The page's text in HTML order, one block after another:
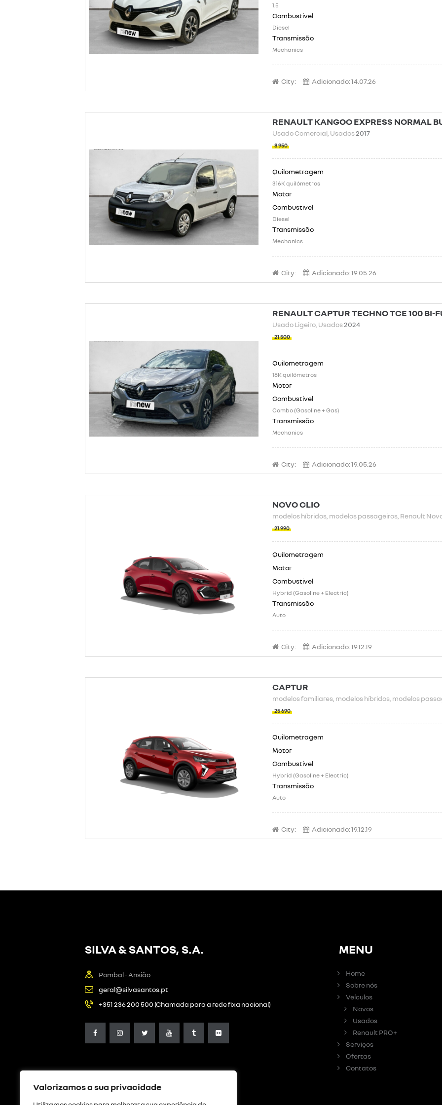
Valorizamos a sua privacidade
1.5
Diesel
Mechanics
City: Adicionado:14.07.26
RENAULT KANGOO EXPRESS NORMAL
Usado Comercial , Usados2017
8 950
316K quilómetros
Diesel
Mechanics
City: Adicionado:19.05.26
RENAULT CAPTUR TECHNO TCE 100 BI-
Usado Ligeiro , Usados2024
21 500
18K quilómetros
Combo (Gasoline + Gas)
Mechanics
City: Adicionado:19.05.26
NOVO CLIO
modelos híbridos , modelos passageiros , Renault
21 990
Hybrid (Gasoline + Electric)
Auto
City: Adicionado:19.12.19
CAPTUR
modelos familiares , modelos híbridos , modelos
25 690
Hybrid (Gasoline + Electric)
Auto
City: Adicionado:19.12.19
SILVA & SANTOS, S.A.
Pombal - Ansião
geral@silvasantos.pt
+351 236 200 500 (Chamada para a rede fixa nacional)
MENU
Home
Sobre nós
Veículos
Novos
Usados
Renault PRO+
Serviços
Ofertas
Contatos